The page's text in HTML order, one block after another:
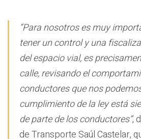
“Para nosotros es muy
tener un control y una
del espacio vial, es
calle, revisando el
conductores que nos
cumplimiento de la ley está
de parte de los conductores”,
de Transporte Saúl Castelar,